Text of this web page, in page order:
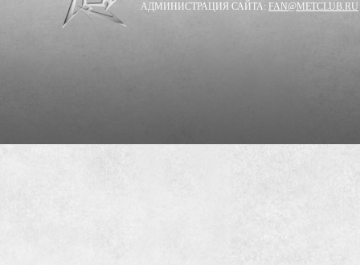
АДМИНИСТРАЦИЯ САЙТА: FAN@METCLUB.RU